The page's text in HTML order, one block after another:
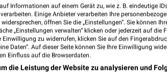
Informationen auf einem Gerät zu, wie z. B. eindeutige
Einige Anbieter verarbeiten Ihre
öffnen Sie die „Einstellungen“. Sie können
„Einstellungen verwalten“ klicken oder jederzeit auf die
zu widerrufen, klicken Sie auf den
Daten“. Auf dieser Seite können Sie Ihre Einwilligung
Einfluss auf die Browserdaten.
die Leistung der Website zu analysieren und